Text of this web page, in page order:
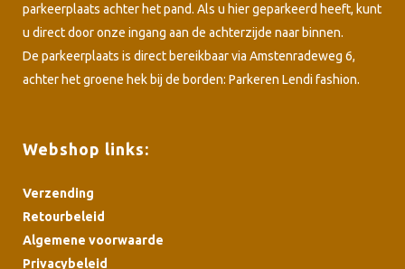
parkeerplaats achter het pand. Als u hier geparkeerd heeft, kunt
u direct door onze ingang aan de achterzijde naar binnen.
De parkeerplaats is direct bereikbaar via Amstenradeweg 6,
achter het groene hek bij de borden: Parkeren Lendi fashion.
Webshop links:
Verzending
Retourbeleid
Algemene voorwaarde
Privacybeleid